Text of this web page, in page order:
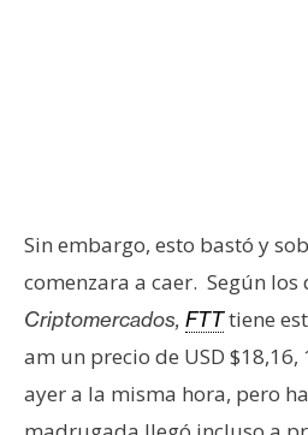
n
t
c
t
o
y
Sin embargo, esto bastó y
comenzara a caer. Según los
Criptomercados, FTTtiene
am un precio de USD $18,16,
ayer a la misma hora, pero